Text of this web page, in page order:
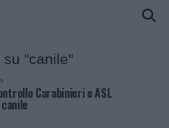
su "canile"
Carabinieri e ASL